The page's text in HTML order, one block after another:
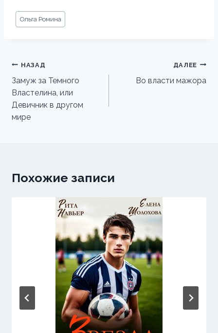
Метки
записи:
Ольга Ромина
Навигация
по
записям
НАЗАД
Замуж за Темного
Властелина, или
Девичник в другом
мире
ДАЛЕЕ
Во власти мажора
Похожие записи